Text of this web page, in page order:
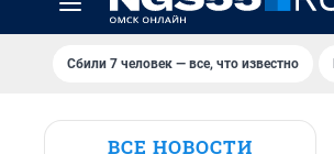
Сбили 7 человек — все, что известно
ВСЕ НОВОСТИ